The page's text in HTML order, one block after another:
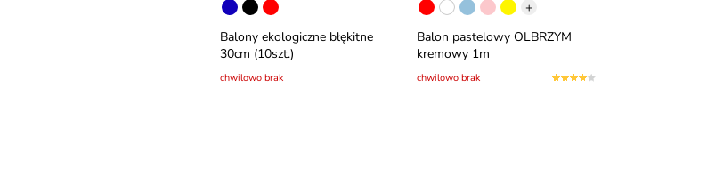
Balony ekologiczne błękitne
30cm (10szt.)
chwilowo brak
+
Balon pastelowy OLBRZYM
kremowy 1m
chwilowo brak